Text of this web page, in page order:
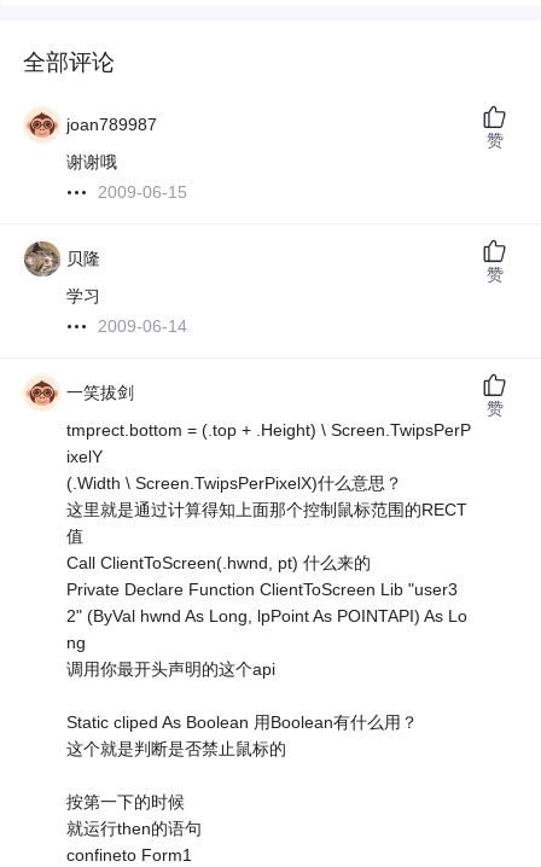
全部评论
joan789987
谢谢哦
2009-06-15
赞
贝隆
学习
2009-06-14
赞
一笑拔剑
tmprect.bottom = (.top + .Height) \ Screen.TwipsPerP
ixelY
(.Width \ Screen.TwipsPerPixelX)什么意思？
这里就是通过计算得知上面那个控制鼠标范围的RECT
值
Call ClientToScreen(.hwnd, pt) 什么来的
Private Declare Function ClientToScreen Lib "user3
2" (ByVal hwnd As Long, lpPoint As POINTAPI) As Lo
ng
调用你最开头声明的这个api
Static cliped As Boolean 用Boolean有什么用？
这个就是判断是否禁止鼠标的
按第一下的时候
就运行then的语句
confineto Form1
赞